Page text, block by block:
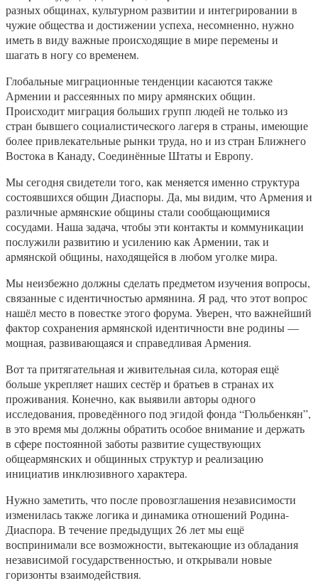
разных общинах, культурном развитии и интегрировании в
чужие общества и достижении успеха, несомненно, нужно
иметь в виду важные происходящие в мире перемены и
шагать в ногу со временем.
Глобальные миграционные тенденции касаются также
Армении и рассеянных по миру армянских общин.
Происходит миграция больших групп людей не только из
стран бывшего социалистического лагеря в страны, имеющие
более привлекательные рынки труда, но и из стран Ближнего
Востока в Канаду, Соединённые Штаты и Европу.
Мы сегодня свидетели того, как меняется именно структура
состоявшихся общин Диаспоры. Да, мы видим, что Армения и
различные армянские общины стали сообщающимися
сосудами. Наша задача, чтобы эти контакты и коммуникации
послужили развитию и усилению как Армении, так и
армянской общины, находящейся в любом уголке мира.
Мы неизбежно должны сделать предметом изучения вопросы,
связанные с идентичностью армянина. Я рад, что этот вопрос
нашёл место в повестке этого форума. Уверен, что важнейший
фактор сохранения армянской идентичности вне родины —
мощная, развивающаяся и справедливая Армения.
Вот та притягательная и живительная сила, которая ещё
больше укрепляет наших сестёр и братьев в странах их
проживания. Конечно, как выявили авторы одного
исследования, проведённого под эгидой фонда “Гюльбенкян”,
в это время мы должны обратить особое внимание и держать
в сфере постоянной заботы развитие существующих
общеармянских и общинных структур и реализацию
инициатив инклюзивного характера.
Нужно заметить, что после провозглашения независимости
изменилась также логика и динамика отношений Родина-
Диаспора. В течение предыдущих 26 лет мы ещё
воспринимали все возможности, вытекающие из обладания
независимой государственностью, и открывали новые
горизонты взаимодействия.